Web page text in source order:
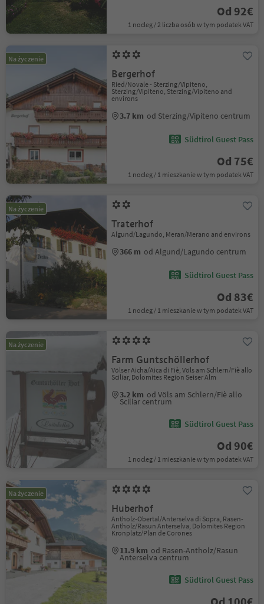
Od 92€
1 nocleg / 2 liczba osób w tym podatek VAT
Na życzenie
Bergerhof
Ried/Novale - Sterzing/Vipiteno,
Sterzing/Vipiteno, Sterzing/Vipiteno and
environs
3.7 km od Sterzing/Vipiteno centrum
Südtirol Guest Pass
Od 75€
1 nocleg / 1 mieszkanie w tym podatek VAT
Na życzenie
Traterhof
Algund/Lagundo, Meran/Merano and environs
366 m od Algund/Lagundo centrum
Südtirol Guest Pass
Od 83€
1 nocleg / 1 mieszkanie w tym podatek VAT
Na życzenie
Farm Guntschöllerhof
Völser Aicha/Aica di Fiè, Völs am Schlern/Fiè allo
Sciliar, Dolomites Region Seiser Alm
3.2 km od Völs am Schlern/Fiè allo
Sciliar centrum
Südtirol Guest Pass
Od 90€
1 nocleg / 1 mieszkanie w tym podatek VAT
Na życzenie
Huberhof
Antholz-Obertal/Anterselva di Sopra, Rasen-
Antholz/Rasun Anterselva, Dolomites Region
Kronplatz/Plan de Corones
11.9 km od Rasen-Antholz/Rasun
Anterselva centrum
Südtirol Guest Pass